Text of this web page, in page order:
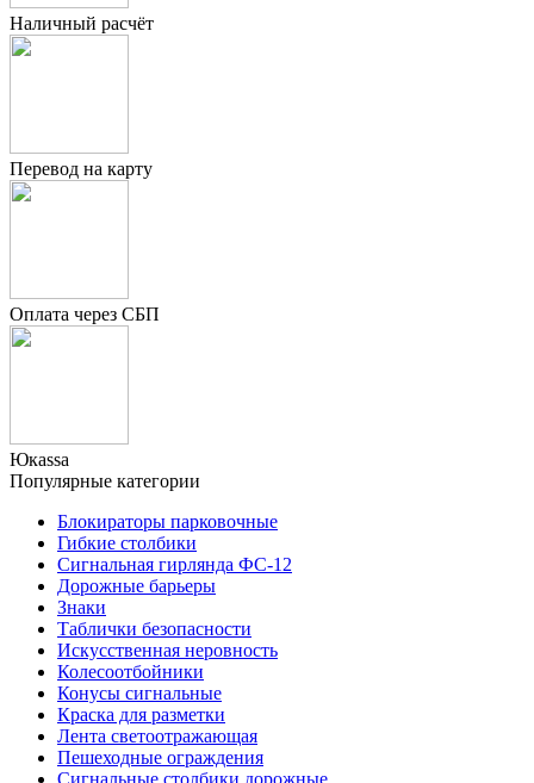
Наличный расчёт
Перевод на карту
Оплата через СБП
Юкаssа
Популярные категории
Блокираторы парковочные
Гибкие столбики
Сигнальная гирлянда ФС-12
Дорожные барьеры
Знаки
Таблички безопасности
Искусственная неровность
Колесоотбойники
Конусы сигнальные
Краска для разметки
Лента светоотражающая
Пешеходные ограждения
Сигнальные столбики дорожные